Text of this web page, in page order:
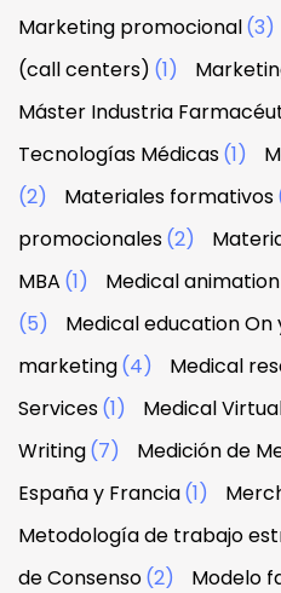
Marketing promocional(3)
(call centers) (1)
Máster Industria
Tecnologías Médicas(1)
(2)
Materiales formativos
promocionales(2)
MBA (1) Medical animation
(5)
Medical education On
marketing(4) Medical
Services(1) Medical
Writing(7) Medición de
España y Francia(1)
Metodología de trabajo
de Consenso(2) Modelo